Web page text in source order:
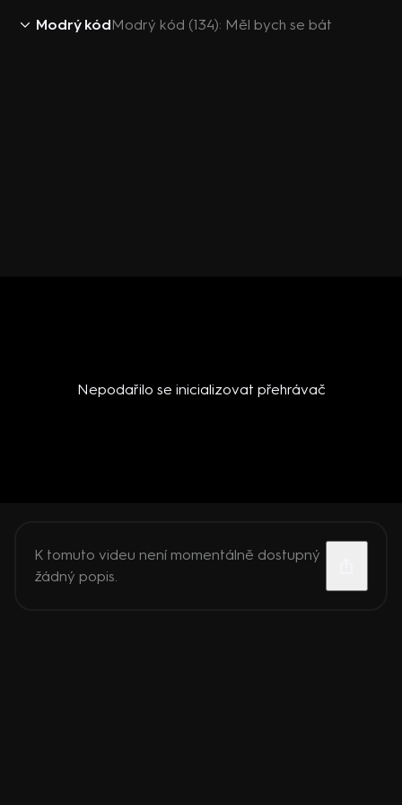
Modrý kódModrý kód (134): Měl bych se bát
Nepodařilo se inicializovat přehrávač
K tomuto videu není momentálně dostupný
žádný popis.